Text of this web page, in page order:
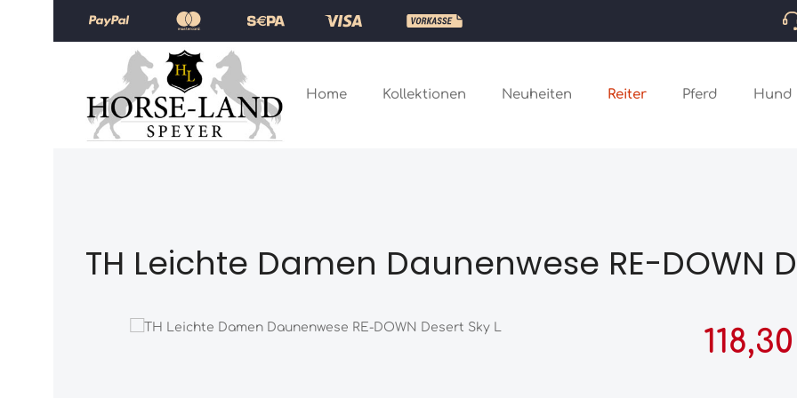
Zum Hauptinhalt springen
Zur Hauptnavigation springen
Home Kollektionen Neuheiten Reiter Pferd Hund
TH Leichte Damen Daunenwese RE-DOWN
Bildergalerie überspringen Verkaufspreis: